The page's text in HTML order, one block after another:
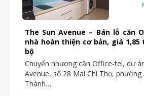
The Sun Avenue – Bán lỗ căn
nhà hoàn thiện cơ bản, giá
bộ
Chuyển nhượng căn Office-tel, dự
Avenue, số 28 Mai Chí Thọ, phường
Thành…